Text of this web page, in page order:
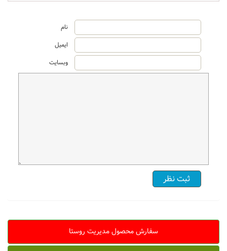
نام
ایمیل
وبسایت
سفارش محصول مدیریت روستا